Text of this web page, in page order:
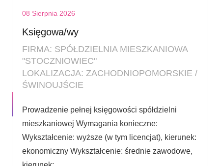
08 Sierpnia 2026
Księgowa/wy
FIRMA: SPÓŁDZIELNIA MIESZKANIOWA
"STOCZNIOWIEC"
LOKALIZACJA: ZACHODNIOPOMORSKIE /
ŚWINOUJŚCIE
Prowadzenie pełnej księgowości spółdzielni
mieszkaniowej Wymagania konieczne:
Wykształcenie: wyższe (w tym licencjat), kierunek:
ekonomiczny Wykształcenie: średnie zawodowe,